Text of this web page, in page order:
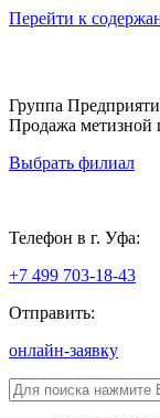
Перейти к
Группа
Продажа метизной
Выбрать филиал
Телефон в г. Уфа:
+7 499 703-18-43
Отправить:
онлайн-заявку